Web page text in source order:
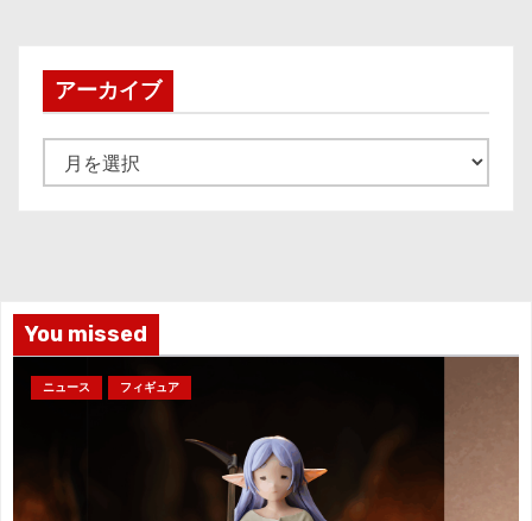
アーカイブ
ー
You missed
ニュース フィギュア